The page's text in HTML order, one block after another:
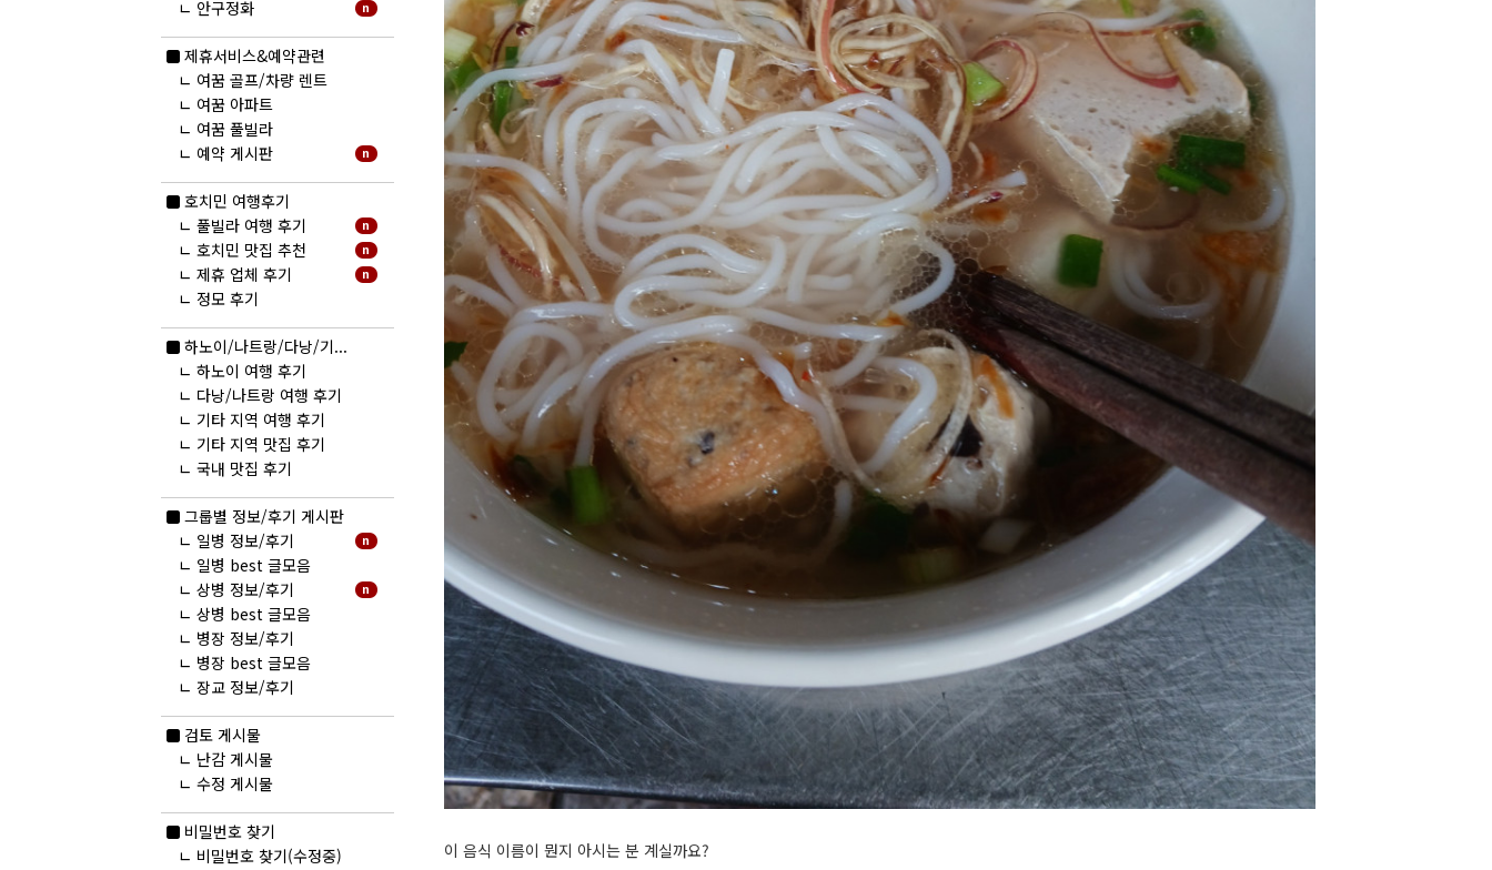
이 음식 이름이 뭔지 아시는 분 계실까요?
n
ㄴ 안구정화
제휴서비스&예약관련
ㄴ 여꿈 골프/차량 렌트
ㄴ 여꿈 아파트
ㄴ 여꿈 풀빌라
n
ㄴ 예약 게시판
호치민 여행후기
n
ㄴ 풀빌라 여행 후기
n
ㄴ 호치민 맛집 추천
n
ㄴ 제휴 업체 후기
ㄴ 정모 후기
하노이/나트랑/다낭/기...
ㄴ 하노이 여행 후기
ㄴ 다낭/나트랑 여행 후기
ㄴ 기타 지역 여행 후기
ㄴ 기타 지역 맛집 후기
ㄴ 국내 맛집 후기
그룹별 정보/후기 게시판
n
ㄴ 일병 정보/후기
ㄴ 일병 best 글모음
n
ㄴ 상병 정보/후기
ㄴ 상병 best 글모음
ㄴ 병장 정보/후기
ㄴ 병장 best 글모음
ㄴ 장교 정보/후기
검토 게시물
ㄴ 난감 게시물
ㄴ 수정 게시물
비밀번호 찾기
ㄴ 비밀번호 찾기(수정중)